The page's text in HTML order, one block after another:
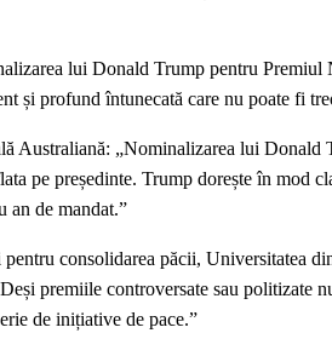
lui Donald Trump pentru Premiul
și profund întunecată care nu poate fi
Australiană: „Nominalizarea lui Donald
pe președinte. Trump dorește în mod
an de mandat.”
consolidarea păcii, Universitatea
premiile controversate sau politizate
de inițiative de pace.”